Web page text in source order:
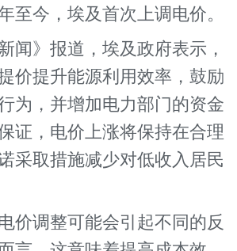
至今，埃及首次上调电价。
》报道，埃及政府表示，
价提升能源利用效率，鼓励
为，并增加电力部门的资金
证，电价上涨将保持在合理
采取措施减少对低收入居民
调整可能会引起不同的反